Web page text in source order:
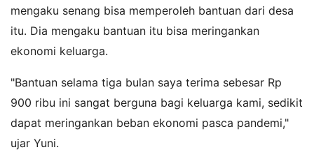
mengaku senang bisa memperoleh bantuan dari desa
itu. Dia mengaku bantuan itu bisa meringankan
ekonomi keluarga.
"Bantuan selama tiga bulan saya terima sebesar Rp
900 ribu ini sangat berguna bagi keluarga kami, sedikit
dapat meringankan beban ekonomi pasca pandemi,"
ujar Yuni.